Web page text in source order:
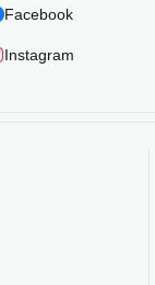
Facebook
Instagram